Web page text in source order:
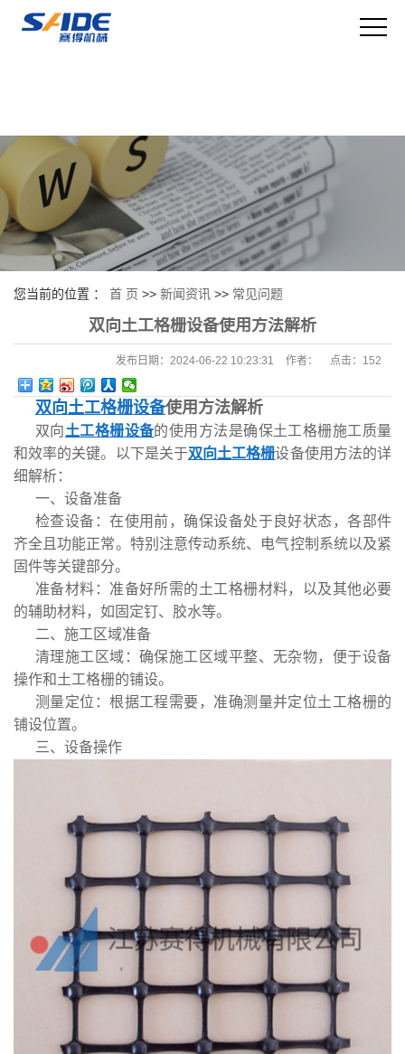
您当前的位置 ： 首 页 >> 新闻资讯 >> 常见问题
双向土工格栅设备使用方法解析
发布日期： 2024-06-22 10:23:31 作者： 点击： 152
双向土工格栅设备使用方法解析
双向土工格栅设备的使用方法是确保土工格栅施工质量
和效率的关键。以下是关于双向土工格栅设备使用方法的详
细解析：
一、设备准备
检查设备：在使用前，确保设备处于良好状态，各部件
齐全且功能正常。特别注意传动系统、电气控制系统以及紧
固件等关键部分。
准备材料：准备好所需的土工格栅材料，以及其他必要
的辅助材料，如固定钉、胶水等。
二、施工区域准备
清理施工区域：确保施工区域平整、无杂物，便于设备
操作和土工格栅的铺设。
测量定位：根据工程需要，准确测量并定位土工格栅的
铺设位置。
三、设备操作